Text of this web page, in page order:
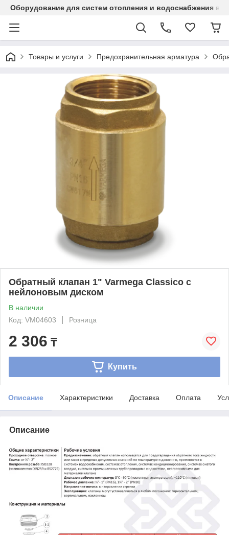
Оборудование для систем отопления и водоснабжения в
Товары и услуги Предохранительная арматура
Обратный клапан 1" Varmega Classico с
нейлоновым диском
В наличии
Код: VM04603
Розница
2 306 ₸
Купить
Описание Характеристики Доставка Оплата
Описание